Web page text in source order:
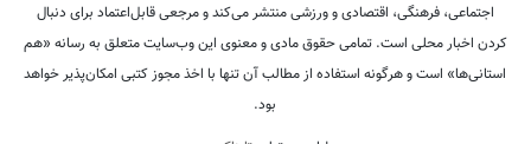
اجتماعی، فرهنگی، اقتصادی و ورزشی منتشر می‌کند و مرجعی قابل‌اعتماد برای دنبال
کردن اخبار محلی است. تمامی حقوق مادی و معنوی این وب‌سایت متعلق به رسانه «هم
استانی‌ها» است و هرگونه استفاده از مطالب آن تنها با اخذ مجوز کتبی امکان‌پذیر خواهد
بود.